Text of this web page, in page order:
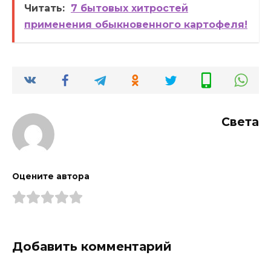
Читать: 7 бытовых хитростей
применения обыкновенного картофеля!
Света
Оцените автора
Добавить комментарий